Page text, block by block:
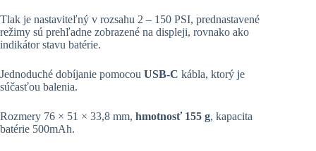
Tlak je nastaviteľný v rozsahu 2 – 150 PSI, prednastavené
režimy sú prehľadne zobrazené na displeji, rovnako ako
indikátor stavu batérie.
Jednoduché dobíjanie pomocou USB-C kábla, ktorý je
súčasťou balenia.
Rozmery 76 × 51 × 33,8 mm, hmotnosť 155 g, kapacita
batérie 500mAh.